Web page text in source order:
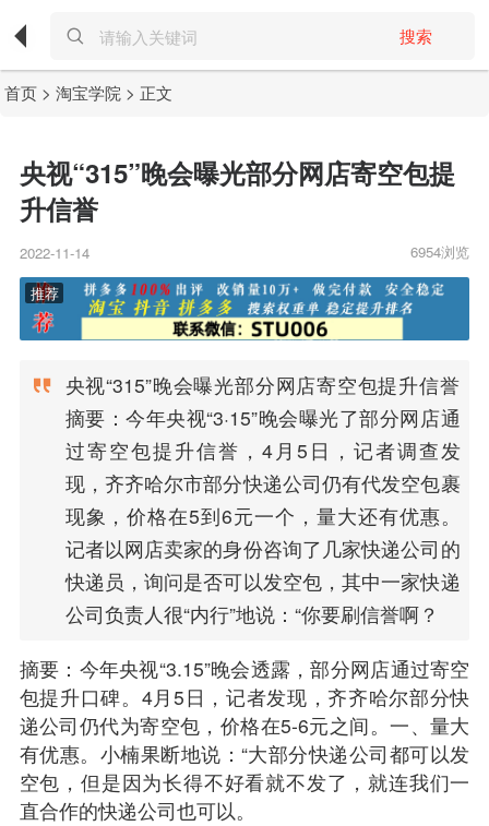
搜索
首页 >淘宝学院 > 正文
央视“315”晚会曝光部分网店寄空包提
升信誉
2022-11-14 6954浏览
央视“315”晚会曝光部分网店寄空包提升信誉
摘要：今年央视“3·15”晚会曝光了部分网店通
过寄空包提升信誉，4月5日，记者调查发
现，齐齐哈尔市部分快递公司仍有代发空包裹
现象，价格在5到6元一个，量大还有优惠。
记者以网店卖家的身份咨询了几家快递公司的
快递员，询问是否可以发空包，其中一家快递
公司负责人很“内行”地说：“你要刷信誉啊？
摘要：今年央视“3.15”晚会透露，部分网店通过寄空
包提升口碑。4月5日，记者发现，齐齐哈尔部分快
递公司仍代为寄空包，价格在5-6元之间。一、量大
有优惠。小楠果断地说：“大部分快递公司都可以发
空包，但是因为长得不好看就不发了，就连我们一
直合作的快递公司也可以。